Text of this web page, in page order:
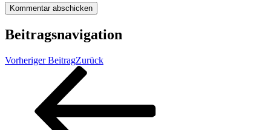
Beitragsnavigation
Vorheriger BeitragZurück